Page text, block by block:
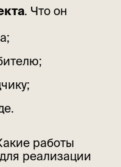
. Что он
работы
реализации